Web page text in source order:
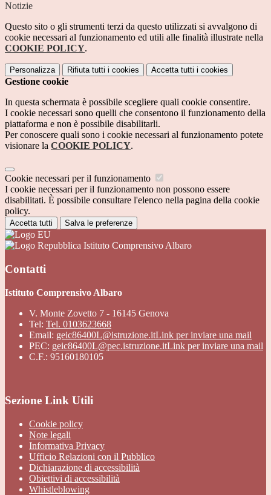
Notizie
Questo sito o gli strumenti terzi da questo utilizzati si avvalgono di
cookie necessari al funzionamento ed utili alle finalità illustrate nella
COOKIE POLICY.
Personalizza Rifiuta tutti i cookies Accetta tutti i cookies
Gestione cookie
In questa schermata è possibile scegliere quali cookie consentire.
I cookie necessari sono quelli che consentono il funzionamento della
piattaforma e non è possibile disabilitarli.
Per conoscere quali sono i cookie necessari al funzionamento potete
visionare la COOKIE POLICY.
Cookie necessari per il funzionamento
I cookie necessari per il funzionamento non possono essere
disabilitati. È possibile consultare l'elenco nella pagina della cookie
policy.
Accetta tutti Salva le preferenze
Istituto Comprensivo Albaro
Contatti
Istituto Comprensivo Albaro
V. Monte Zovetto 7 - 16145 Genova
Tel: Tel. 0103623668
Email: geic86400L@istruzione.itLink per inviare una mail
PEC: geic86400L@pec.istruzione.itLink per inviare una mail
C.F.: 95160180105
Sezione Link Utili
Cookie policy
Note legali
Informativa Privacy
Ufficio Relazioni con il Pubblico
Dichiarazione di accessibilità
Obiettivi di accessibilità
Whistleblowing